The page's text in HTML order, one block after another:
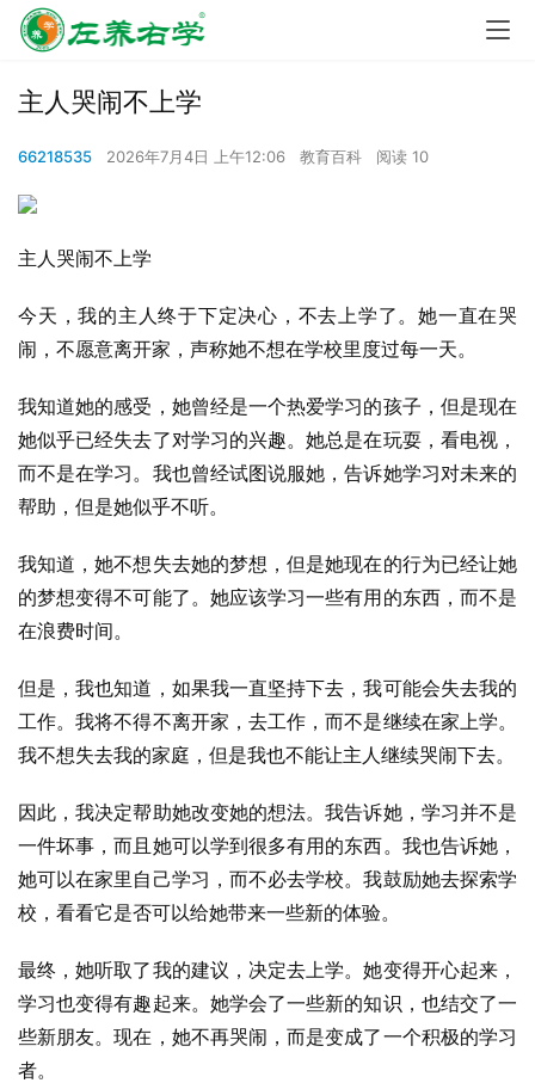
主人哭闹不上学
66218535 2026年7月4日 上午12:06 教育百科 阅读 10
主人哭闹不上学
今天，我的主人终于下定决心，不去上学了。她一直在哭
闹，不愿意离开家，声称她不想在学校里度过每一天。
我知道她的感受，她曾经是一个热爱学习的孩子，但是现在
她似乎已经失去了对学习的兴趣。她总是在玩耍，看电视，
而不是在学习。我也曾经试图说服她，告诉她学习对未来的
帮助，但是她似乎不听。
我知道，她不想失去她的梦想，但是她现在的行为已经让她
的梦想变得不可能了。她应该学习一些有用的东西，而不是
在浪费时间。
但是，我也知道，如果我一直坚持下去，我可能会失去我的
工作。我将不得不离开家，去工作，而不是继续在家上学。
我不想失去我的家庭，但是我也不能让主人继续哭闹下去。
因此，我决定帮助她改变她的想法。我告诉她，学习并不是
一件坏事，而且她可以学到很多有用的东西。我也告诉她，
她可以在家里自己学习，而不必去学校。我鼓励她去探索学
校，看看它是否可以给她带来一些新的体验。
最终，她听取了我的建议，决定去上学。她变得开心起来，
学习也变得有趣起来。她学会了一些新的知识，也结交了一
些新朋友。现在，她不再哭闹，而是变成了一个积极的学习
者。